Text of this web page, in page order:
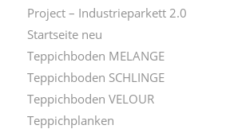
Project – Industrieparkett 2.0
Startseite neu
Teppichboden MELANGE
Teppichboden SCHLINGE
Teppichboden VELOUR
Teppichplanken